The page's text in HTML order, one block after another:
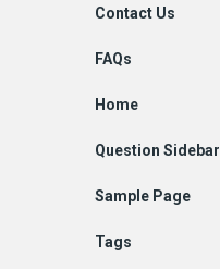
Contact Us
FAQs
Home
Question Sidebar
Sample Page
Tags